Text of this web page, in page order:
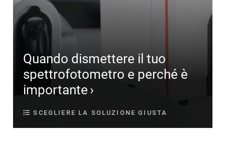
Quando dismettere il tuo
spettrofotometro e perché è
importante
SCEGLIERE LA SOLUZIONE GIUSTA